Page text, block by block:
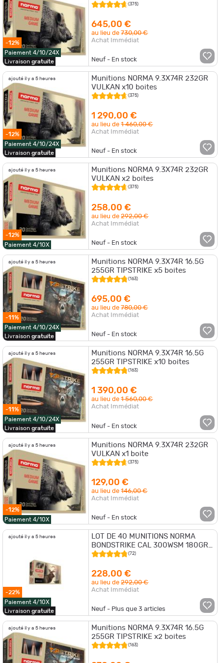
-12%
Paiement 4/10/24X
Livraison gratuite
(375)
645,00 €
au lieu de730,00 €
Achat Immédiat
Neuf - En stock
ajouté il y a 5 heures
-12%
Paiement 4/10/24X
Livraison gratuite
Munitions NORMA 9.3X74R 232GR
VULKAN x10 boites
(375)
1 290,00 €
au lieu de1 460,00 €
Achat Immédiat
Neuf - En stock
ajouté il y a 5 heures
-12%
Paiement 4/10X
Munitions NORMA 9.3X74R 232GR
VULKAN x2 boites
(375)
258,00 €
au lieu de292,00 €
Achat Immédiat
Neuf - En stock
ajouté il y a 5 heures
-11%
Paiement 4/10/24X
Livraison gratuite
Munitions NORMA 9.3X74R 16.5G
255GR TIPSTRIKE x5 boites
(163)
695,00 €
au lieu de780,00 €
Achat Immédiat
Neuf - En stock
ajouté il y a 5 heures
-11%
Paiement 4/10/24X
Livraison gratuite
Munitions NORMA 9.3X74R 16.5G
255GR TIPSTRIKE x10 boites
(163)
1 390,00 €
au lieu de1 560,00 €
Achat Immédiat
Neuf - En stock
ajouté il y a 5 heures
-12%
Paiement 4/10X
Munitions NORMA 9.3X74R 232GR
VULKAN x1 boite
(375)
129,00 €
au lieu de146,00 €
Achat Immédiat
Neuf - En stock
ajouté il y a 5 heures
-22%
Paiement 4/10X
Livraison gratuite
LOT DE 40 MUNITIONS NORMA
BONDSTRIKE CAL 300WSM 180GR
11.7G
(72)
228,00 €
au lieu de292,00 €
Achat Immédiat
Neuf - Plus que3 articles
ajouté il y a 5 heures
Munitions NORMA 9.3X74R 16.5G
255GR TIPSTRIKE x2 boites
(163)